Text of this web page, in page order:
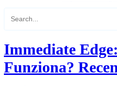
Immediate
Funziona?